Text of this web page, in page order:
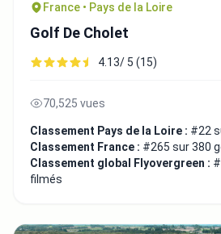
France • Pays de la Loire
Golf De Cholet
4.13/ 5 (15)
70,525 vues
Classement Pays de la Loire : #22
Classement France : #265 sur 380
Classement global Flyovergreen :
filmés